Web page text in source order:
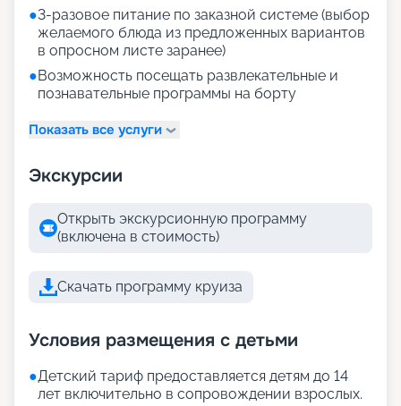
●3-разовое питание по заказной системе (выбор
желаемого блюда из предложенных вариантов
в опросном листе заранее)
●Возможность посещать развлекательные и
познавательные программы на борту
Показать все услуги
Экскурсии
Открыть экскурсионную программу
(включена в стоимость)
Скачать программу круиза
Условия размещения с детьми
●Детский тариф предоставляется детям до 14
лет включительно в сопровождении взрослых.